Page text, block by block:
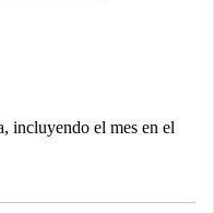
incluyendo el mes en el